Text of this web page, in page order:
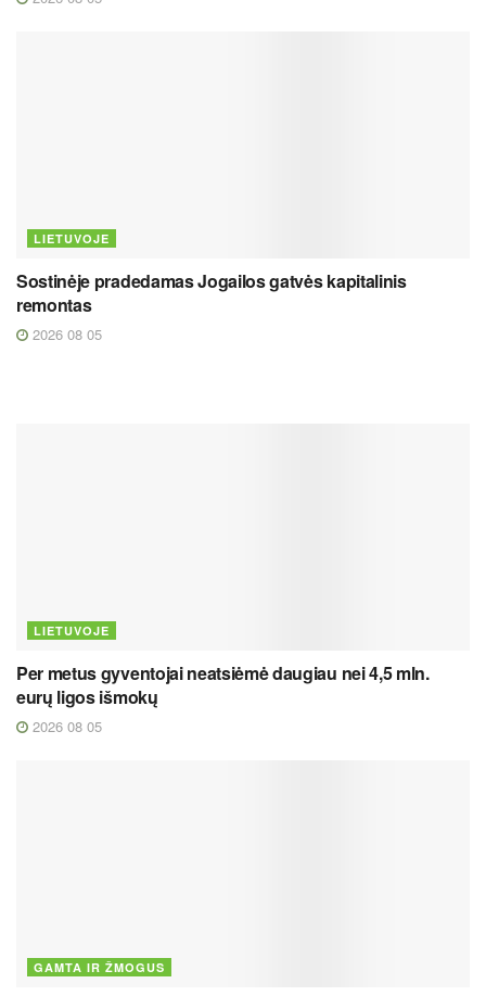
LIETUVOJE
Sostinėje pradedamas Jogailos gatvės kapitalinis
remontas
2026 08 05
LIETUVOJE
Per metus gyventojai neatsiėmė daugiau nei 4,5 mln.
eurų ligos išmokų
2026 08 05
GAMTA IR ŽMOGUS